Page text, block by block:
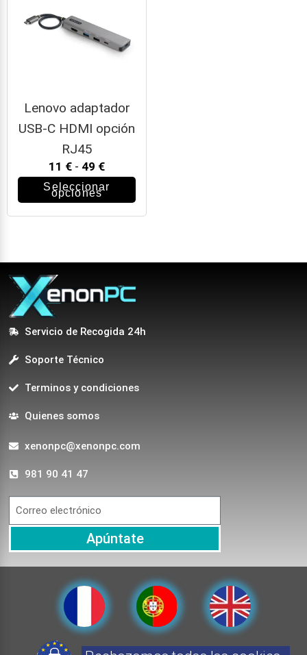
Lenovo adaptador
USB-C HDMI opción
RJ45
11 € - 49 €
Seleccionar
opciones
Servicio de Recogida 24h
Soporte Técnico
Terminos y condiciones
Quienes somos
xenonpc@xenonpc.com
981 90 41 47
Apúntate